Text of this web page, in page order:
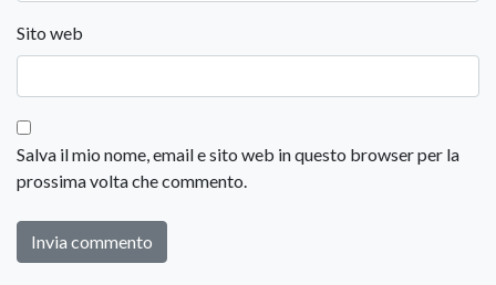
Sito web
Salva il mio nome, email e sito web in questo browser per la
prossima volta che commento.